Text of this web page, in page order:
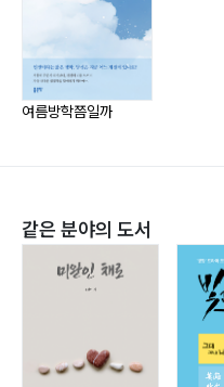
3장 ─ 시간
해돋이
1월 2일 해돋이
누구든 혼자다
불쑥 걸려오는 전화
염색
여름방학쯤일까
같은 분야의 도서